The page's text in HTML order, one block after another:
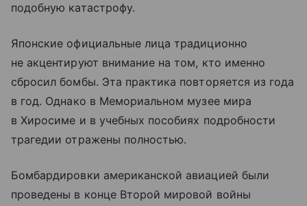
подобную катастрофу.
Японские официальные лица традиционно
не акцентируют внимание на том, кто именно
сбросил бомбы. Эта практика повторяется из года
в год. Однако в Мемориальном музее мира
в Хиросиме и в учебных пособиях подробности
трагедии отражены полностью.
Бомбардировки американской авиацией были
проведены в конце Второй мировой войны